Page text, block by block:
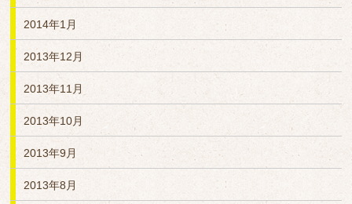
2014年1月
2013年12月
2013年11月
2013年10月
2013年9月
2013年8月